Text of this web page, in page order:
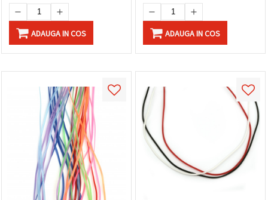
ADAUGA IN COS ADAUGA IN COS